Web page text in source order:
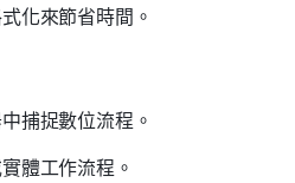
化來節省時間。
捕捉數位流程。
體工作流程。